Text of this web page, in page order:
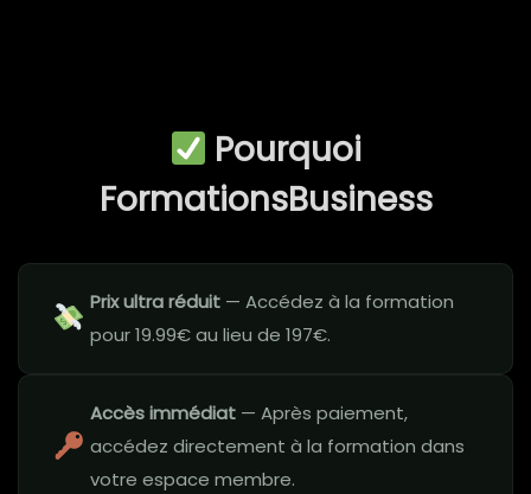
Pourquoi
FormationsBusiness
Prix ultra réduit — Accédez à la formation
pour 19.99€ au lieu de 197€.
Accès immédiat — Après paiement,
accédez directement à la formation dans
votre espace membre.